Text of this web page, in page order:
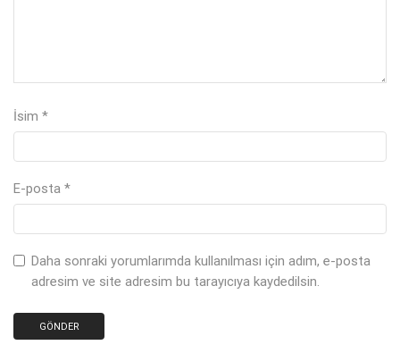
İsim *
E-posta *
Daha sonraki yorumlarımda kullanılması için adım, e-posta
adresim ve site adresim bu tarayıcıya kaydedilsin.